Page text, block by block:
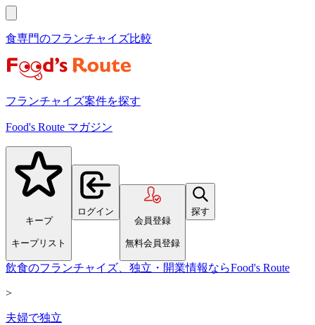
食専門のフランチャイズ比較
フランチャイズ案件を探す
Food's Route マガジン
キープ
キープリスト
ログイン
会員登録
無料会員登録
探す
飲食のフランチャイズ、独立・開業情報ならFood's Route
>
夫婦で独立